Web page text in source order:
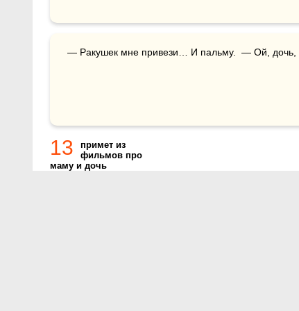
— Ракушек мне привези… И пальму.  — Ой, дочь,
13
примет из
фильмов про
маму и дочь